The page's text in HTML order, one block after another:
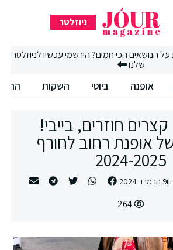
ניוזלטר
הנושאים הכי חמים?הירשמיעכשיו לניוזלטר
שלנו
אופנה ביוטי השקות
חוזרים, בייבי!
אופנת רחוב לחורף
2024-2025
9 נובמבר 2024